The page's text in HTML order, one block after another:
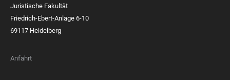
Juristische Fakultät
Friedrich-Ebert-Anlage 6-10
69117 Heidelberg
Anfahrt